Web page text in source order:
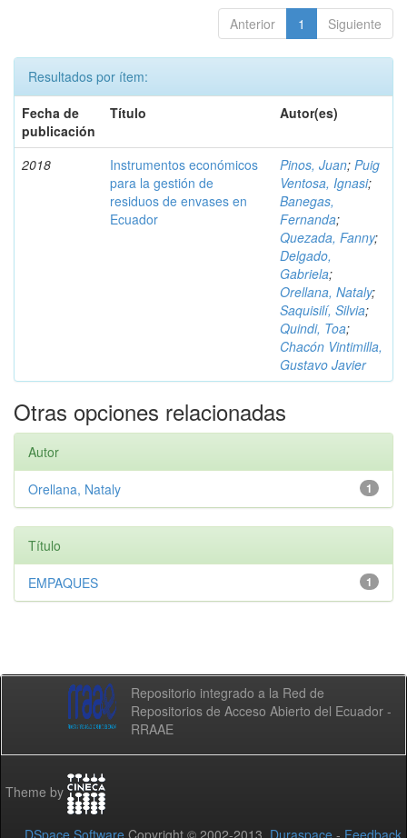
Anterior 1 Siguiente
Resultados por ítem:
Fecha de
publicación
Título Autor(es)
2018
Instrumentos económicos
para la gestión de
residuos de envases en
Ecuador
Pinos, Juan; Puig
Ventosa, Ignasi;
Banegas,
Fernanda;
Quezada, Fanny;
Delgado,
Gabriela;
Orellana, Nataly;
Saquisilí, Silvia;
Quindi, Toa;
Chacón Vintimilla,
Gustavo Javier
Otras opciones relacionadas
Autor
1
Orellana, Nataly
Título
1
EMPAQUES
Repositorio integrado a la Red de
Repositorios de Acceso Abierto del Ecuador -
RRAAE
Theme by
DSpace Software Copyright © 2002-2013 Duraspace - Feedback